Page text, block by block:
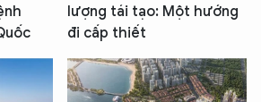
lượng tái tạo: Một hướng
đi cấp thiết